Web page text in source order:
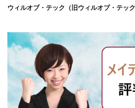
ウィルオブ・テック（旧ウィルオブ・テッ